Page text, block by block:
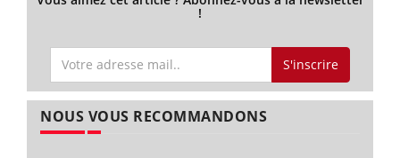
!
S'inscrire
NOUS VOUS RECOMMANDONS